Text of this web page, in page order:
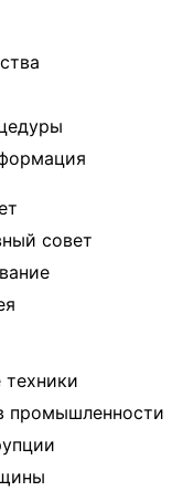
совет
промышленности